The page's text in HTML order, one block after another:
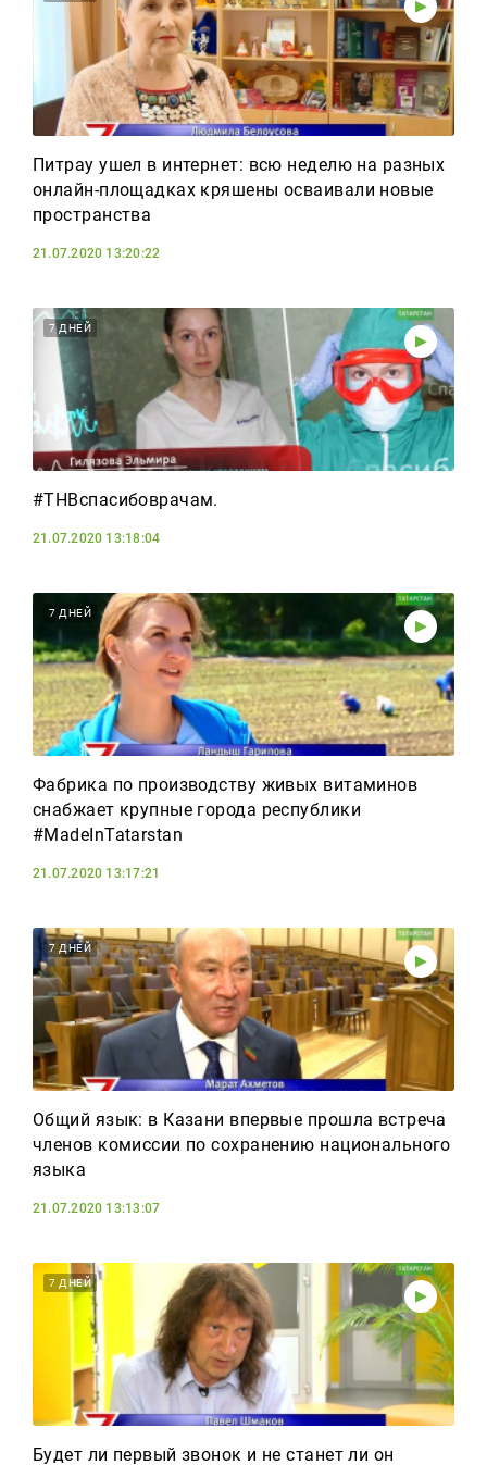
Питрау ушел в интернет: всю неделю на разных
онлайн-площадках кряшены осваивали новые
пространства
21.07.2020 13:20:22
7 ДНЕЙ
#ТНВспасибоврачам.
21.07.2020 13:18:04
7 ДНЕЙ
Фабрика по производству живых витаминов
снабжает крупные города республики
#MadeInTatarstan
21.07.2020 13:17:21
7 ДНЕЙ
Общий язык: в Казани впервые прошла встреча
членов комиссии по сохранению национального
языка
21.07.2020 13:13:07
7 ДНЕЙ
Будет ли первый звонок и не станет ли он